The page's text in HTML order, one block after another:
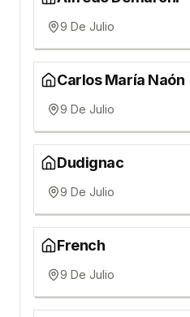
9 De Julio
Carlos María Naón
9 De Julio
Dudignac
9 De Julio
French
9 De Julio